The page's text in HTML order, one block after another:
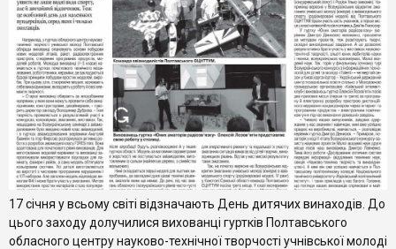
17 січня у всьому світі відзначають День дитячих винаходів. До
цього заходу долучилися вихованці гуртків Полтавського
обласного центру науково-технічної творчості учнівської молоді